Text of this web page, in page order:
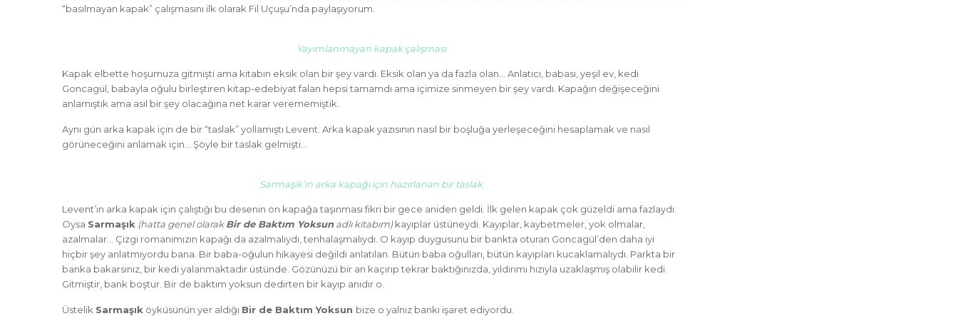
“basılmayan kapak” çalışmasını ilk olarak Fil Uçuşu’nda paylaşıyorum.
Yayımlanmayan kapak çalışması
Kapak elbette hoşumuza gitmişti ama kitabın eksik olan bir şey vardı. Eksik olan ya da fazla olan… Anlatıcı, babası, yeşil ev, kedi
Goncagül, babayla oğulu birleştiren kitap-edebiyat falan hepsi tamamdı ama içimize sinmeyen bir şey vardı. Kapağın değişeceğini
anlamıştık ama asıl bir şey olacağına net karar verememiştik.
Aynı gün arka kapak için de bir “taslak” yollamıştı Levent. Arka kapak yazısının nasıl bir boşluğa yerleşeceğini hesaplamak ve nasıl
görüneceğini anlamak için… Şöyle bir taslak gelmişti…
Sarmaşık’ın arka kapağı için hazırlanan bir taslak
Levent’in arka kapak için çalıştığı bu desenin ön kapağa taşınması fikri bir gece aniden geldi. İlk gelen kapak çok güzeldi ama fazlaydı.
Oysa Sarmaşık (hatta genel olarakBir de Baktım Yoksunadlı kitabım)kayıplar üstüneydi. Kayıplar, kaybetmeler, yok olmalar,
azalmalar… Çizgi romanımızın kapağı da azalmalıydı, tenhalaşmalıydı. O kayıp duygusunu bir bankta oturan Goncagül’den daha iyi
hiçbir şey anlatmıyordu bana. Bir baba-oğulun hikayesi değildi anlatılan. Bütün baba oğulları, bütün kayıpları kucaklamalıydı. Parkta bir
banka bakarsınız, bir kedi yalanmaktadır üstünde. Gözünüzü bir an kaçırıp tekrar baktığınızda, yıldırımı hızıyla uzaklaşmış olabilir kedi.
Gitmiştir, bank boştur. Bir de baktım yoksun dedirten bir kayıp anıdır o.
Üstelik Sarmaşık öyküsünün yer aldığı Bir de Baktım Yoksun bize o yalnız bankı işaret ediyordu.